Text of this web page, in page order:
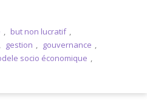
, but non lucratif ,
, gestion , gouvernance ,
socio économique ,